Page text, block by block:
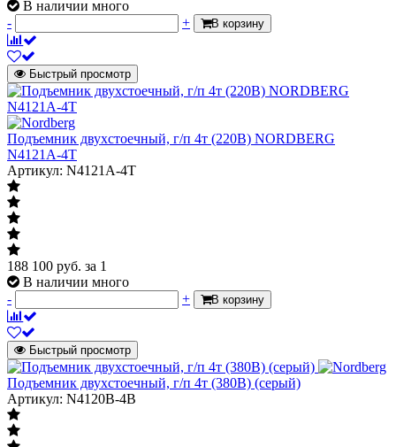
В наличии много
-
+ В корзину
Быстрый просмотр
Подъемник двухстоечный, г/п 4т (220В) NORDBERG
N4121A-4T
Артикул: N4121A-4T
188 100 руб. за 1
В наличии много
-
+ В корзину
Быстрый просмотр
Подъемник двухстоечный, г/п 4т (380В) (серый)
Артикул: N4120B-4B